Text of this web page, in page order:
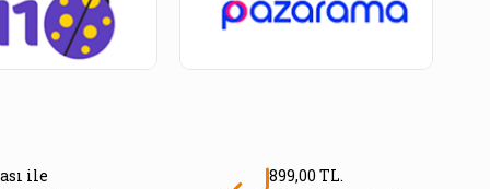
ile
899,00 TL.